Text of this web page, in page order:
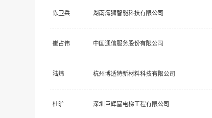
陈卫兵 湖南海狮智能科技有限公司
崔占伟 中国通信服务股份有限公司
陆炜 杭州博适特新材料科技有限公司
杜旷 深圳巨辉富电梯工程有限公司